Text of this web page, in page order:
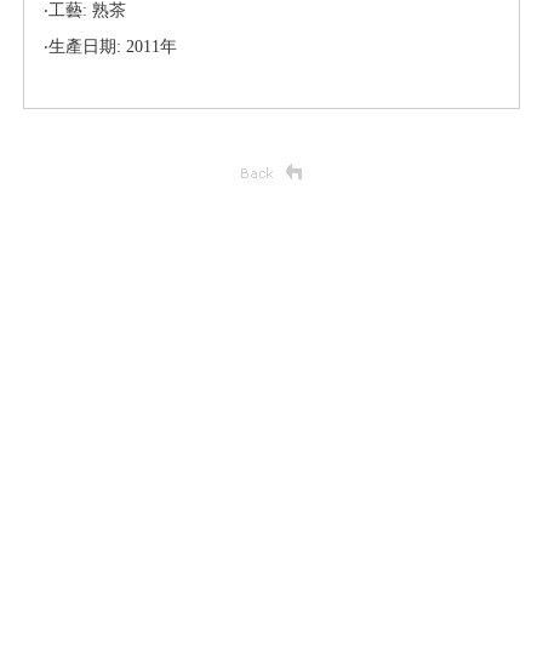
‧工藝: 熟茶
‧生產日期: 2011年